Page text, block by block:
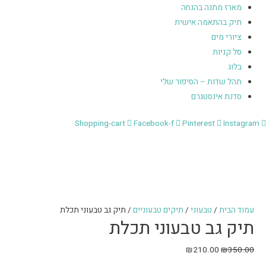
מארז מתנה בהנחה
תיק בהתאמה אישית
ציורי מים
סל קניות
בלוג
תהל שדות – הסיפור שלי
סדנת אינסטגרם
Shopping-cart Facebook-f Pinterest Instagram
עמוד הבית / טבעוני / תיקים טבעוניים / תיק גב טבעוני תכלת
תיק גב טבעוני תכלת
₪350.00
₪210.00